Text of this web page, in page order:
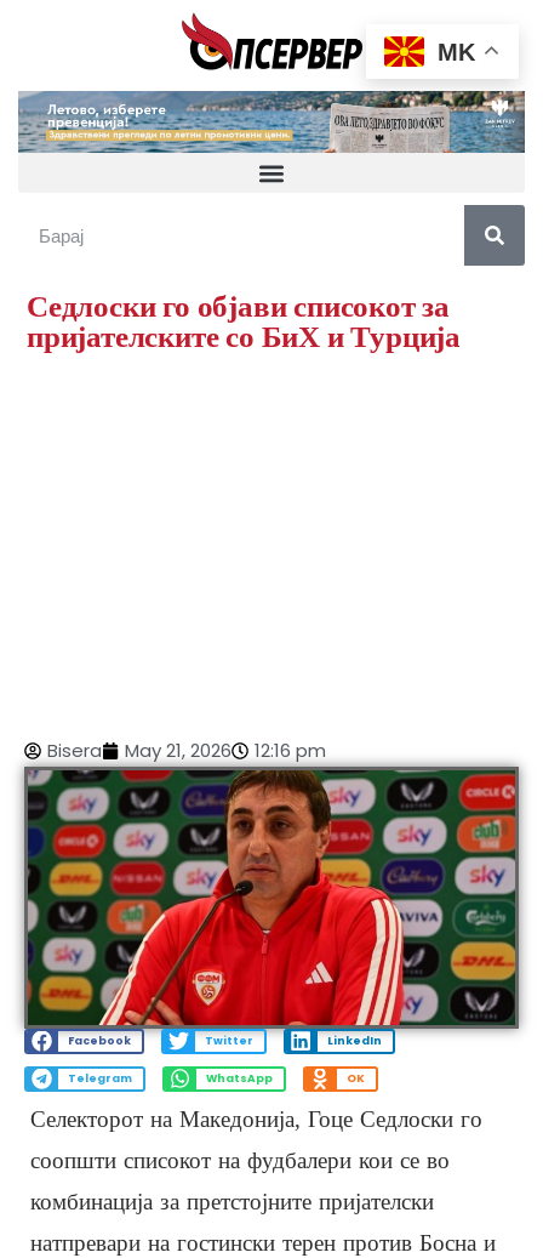
Седлоски го објави списокот за
пријателските со БиХ и Турција
Bisera May 21, 2026 12:16 pm
Facebook Twitter LinkedIn
Telegram WhatsApp OK
Селекторот на Македонија, Гоце Седлоски го
соопшти списокот на фудбалери кои се во
комбинација за претстојните пријателски
натпревари на гостински терен против Босна и
MK